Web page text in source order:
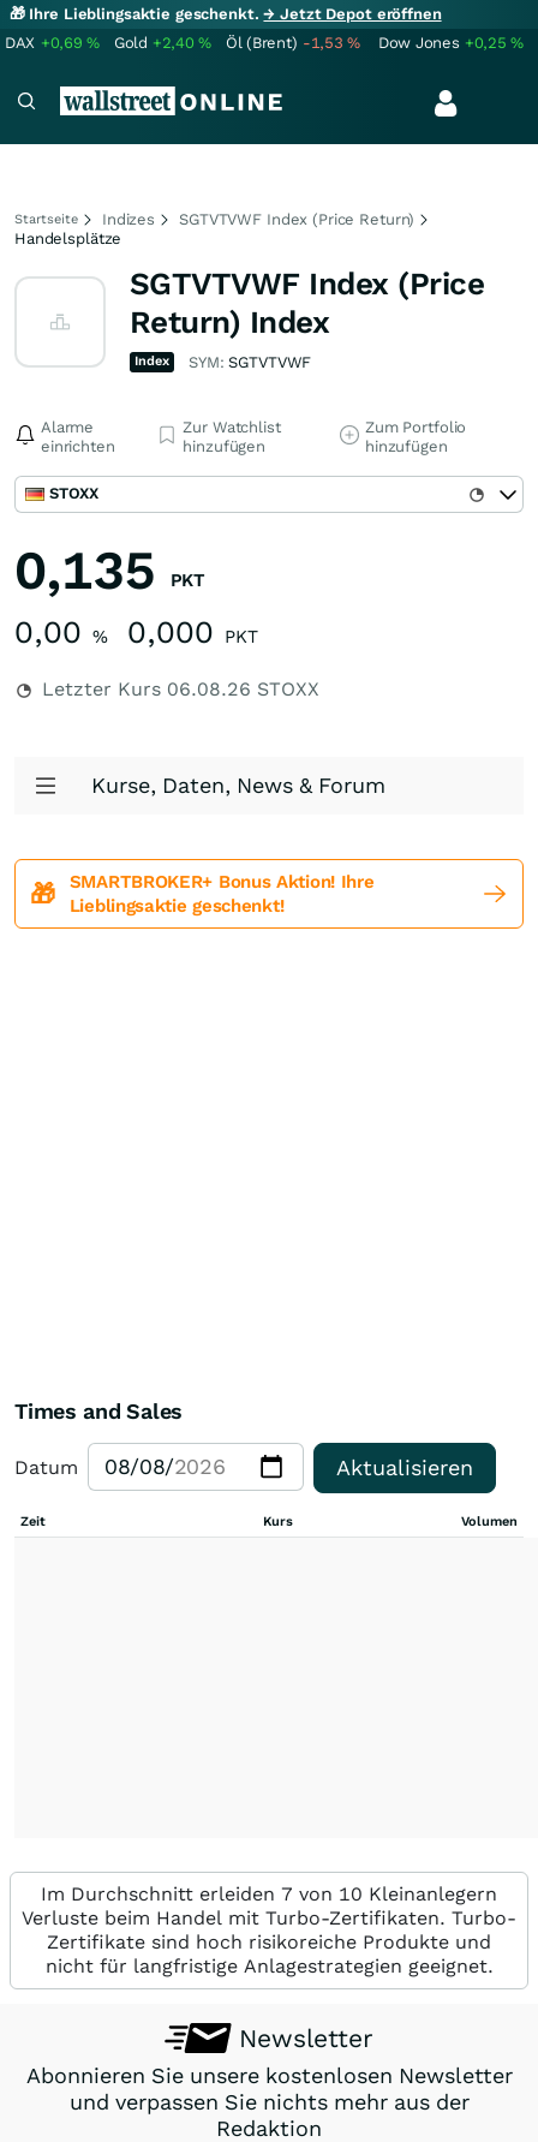
🎁 Ihre Lieblingsaktie geschenkt.→ Jetzt Depot eröffnen
DAX +0,69% Gold +2,40% Öl (Brent) -1,53% Dow Jones +0,25%
Startseite Indizes
SGTVTVWF Index (Price Return)
Handelsplätze
SGTVTVWF Index (Price
Return) Index
Index SYM:SGTVTVWF
Alarme
einrichten
Zur Watchlist
hinzufügen
Zum Portfolio
hinzufügen
STOXX
0,135 PKT
0,00 % 0,000 PKT
Letzter Kurs 06.08.26 STOXX
Kurse, Daten, News & Forum
🎁
SMARTBROKER+ Bonus Aktion! Ihre
Lieblingsaktie geschenkt!
Times and Sales
Datum Aktualisieren
Zeit Kurs Volumen
Im Durchschnitt erleiden 7 von 10 Kleinanlegern
Verluste beim Handel mit Turbo-Zertifikaten. Turbo-
Zertifikate sind hoch risikoreiche Produkte und
nicht für langfristige Anlagestrategien geeignet.
Newsletter
Abonnieren Sie unsere kostenlosen Newsletter
und verpassen Sie nichts mehr aus der
Redaktion